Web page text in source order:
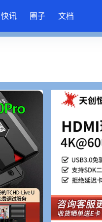
快讯 圈子 文档